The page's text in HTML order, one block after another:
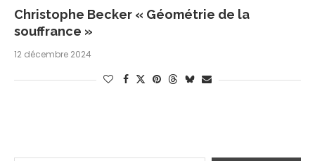
Christophe Becker « Géométrie de la
souffrance »
12 décembre 2024